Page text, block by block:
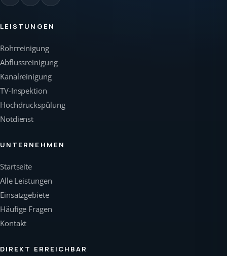
LEISTUNGEN
Rohrreinigung
Abflussreinigung
Kanalreinigung
TV-Inspektion
Hochdruckspülung
Notdienst
UNTERNEHMEN
Startseite
Alle Leistungen
Einsatzgebiete
Häufige Fragen
Kontakt
DIREKT ERREICHBAR